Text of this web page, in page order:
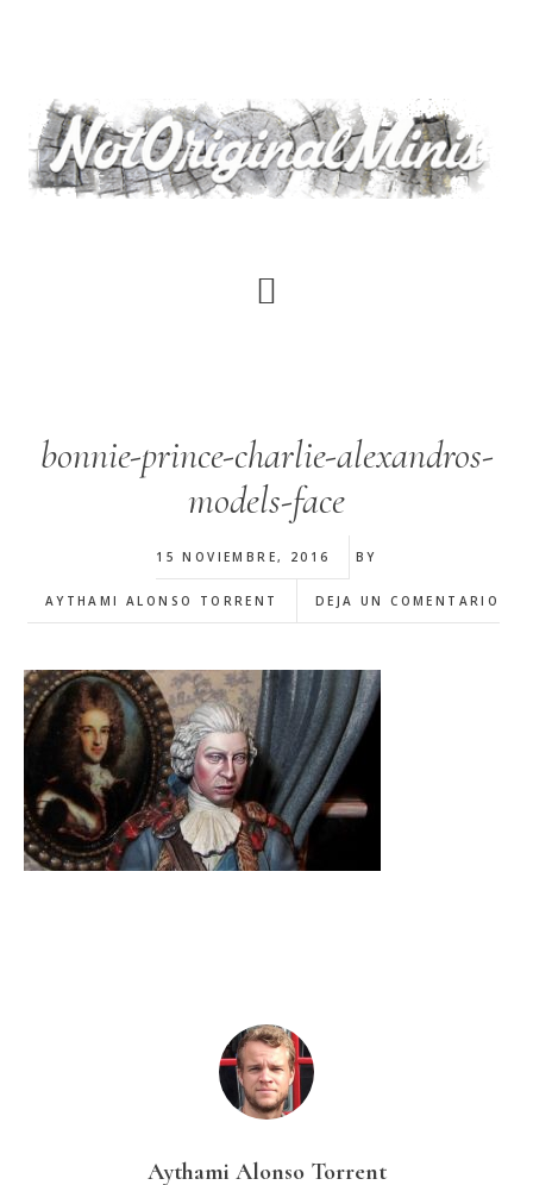
principal
bonnie-prince-charlie-alexandros-
models-face
15 NOVIEMBRE, 2016 BY
AYTHAMI ALONSO TORRENT DEJA UN COMENTARIO
Aythami Alonso Torrent